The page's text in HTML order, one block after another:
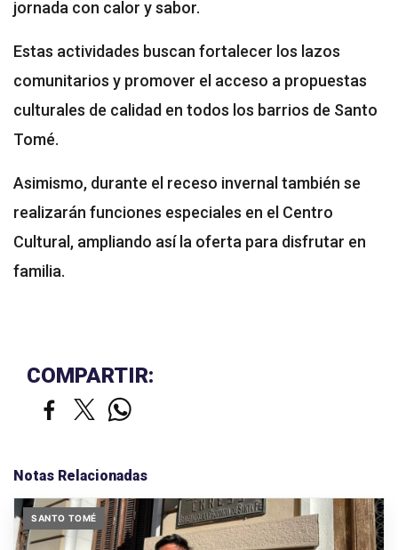
jornada con calor y sabor.
Estas actividades buscan fortalecer los lazos
comunitarios y promover el acceso a propuestas
culturales de calidad en todos los barrios de Santo
Tomé.
Asimismo, durante el receso invernal también se
realizarán funciones especiales en el Centro
Cultural, ampliando así la oferta para disfrutar en
familia.
COMPARTIR:
Notas Relacionadas
SANTO TOMÉ